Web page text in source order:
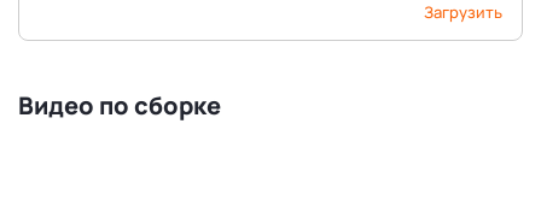
Загрузить
Видео по сборке